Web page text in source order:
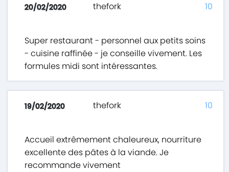
20/02/2020 thefork
Super restaurant - personnel aux petits soins
- cuisine raffinée - je conseille vivement. Les
formules midi sont intéressantes.
10
19/02/2020 thefork
Accueil extrêmement chaleureux, nourriture
excellente des pâtes à la viande. Je
recommande vivement
10